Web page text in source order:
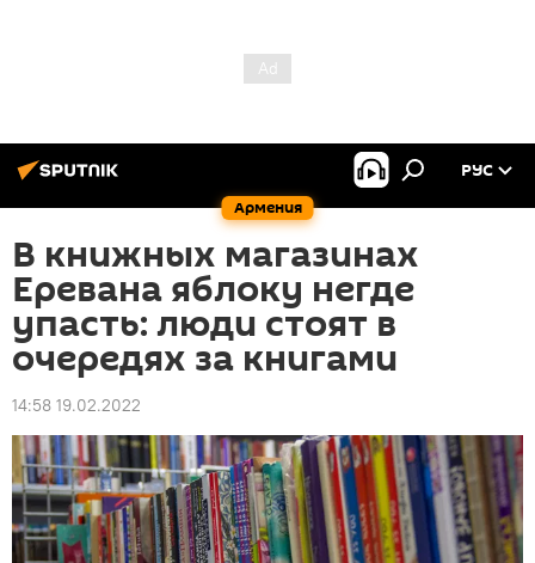
Армения
РУС
В книжных магазинах
Еревана яблоку негде
упасть: люди стоят в
очередях за книгами
14:58 19.02.2022